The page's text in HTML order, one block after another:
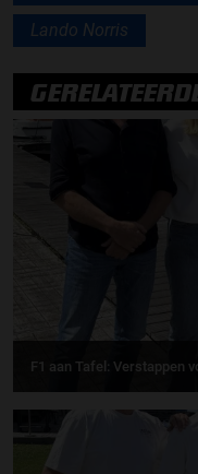
Lando Norris
F1 aan Tafel: Verstappen